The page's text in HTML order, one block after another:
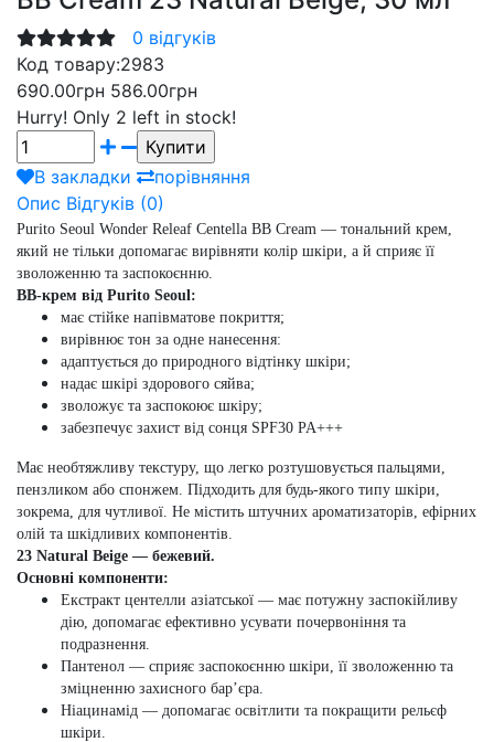
0 відгуків
Код товару:2983
690.00грн 586.00грн
Hurry! Only 2 left in stock!
В закладки
порівняння
Опис Відгуків (0)
Purito Seoul Wonder Releaf Centella BB Cream — тональний крем,
який не тільки допомагає вирівняти колір шкіри, а й сприяє її
зволоженню та заспокоєнню.
BB-крем від Purito Seoul:
має стійке напівматове покриття;
вирівнює тон за одне нанесення:
адаптується до природного відтінку шкіри;
надає шкірі здорового сяйва;
зволожує та заспокоює шкіру;
забезпечує захист від сонця SPF30 PA+++
Має необтяжливу текстуру, що легко розтушовується пальцями,
пензликом або спонжем. Підходить для будь-якого типу шкіри,
зокрема, для чутливої. Не містить штучних ароматизаторів, ефірних
олій та шкідливих компонентів.
23 Natural Beige — бежевий.
Основні компоненти:
Екстракт центелли азіатської — має потужну заспокійливу
дію, допомагає ефективно усувати почервоніння та
подразнення.
Пантенол — сприяє заспокоєнню шкіри, її зволоженню та
зміцненню захисного бар’єра.
Ніацинамід — допомагає освітлити та покращити рельєф
шкіри.